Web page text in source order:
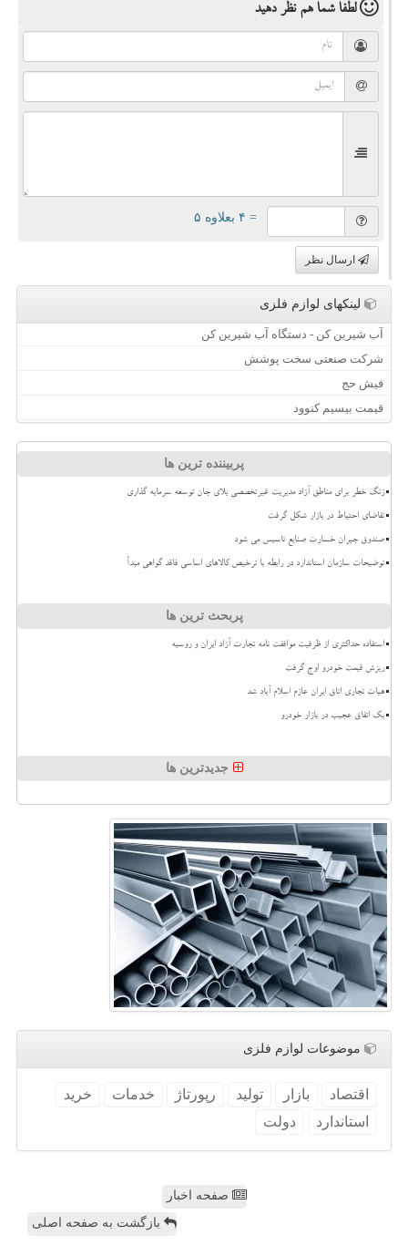
لطفا شما همنظر دهید
= ۴ بعلاوه ۵
ارسال نظر
لینکهای لوازم فلزی
آب شیرین کن - دستگاه آب شیرین کن
شرکت صنعتی سخت پوشش
فیش حج
قیمت بیسیم کنوود
پربیننده ترین ها
زنگ خطر برای مناطق آزاد مدیریت غیرتخصصی بلای جان توسعه سرمایه گذاری
تقاضای احتیاط در بازار شکل گرفت
صندوق جبران خسارت صنایع تاسیس می شود
توضیحات سازمان استاندارد در رابطه با ترخیص کالاهای اساسی فاقد گواهی مبدأ
پربحث ترین ها
استفاده حداکثری از ظرفیت موافقت نامه تجارت آزاد ایران و روسیه
ریزش قیمت خودرو اوج گرفت
هیات تجاری اتاق ایران عازم اسلام آباد شد
بک اتفاق عجیب در بازار خودرو
جدیدترین ها
موضوعات لوازم فلزی
اقتصاد بازار تولید رپورتاژ خدمات
خرید
استاندارد
دولت
صفحه اخبار
بازگشت به صفحه اصلی